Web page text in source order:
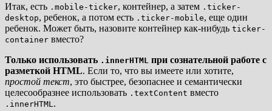
Итак, есть .mobile-ticker, контейнер, а затем .ticker-
desktop, ребенок, а потом есть .ticker-mobile, еще один
ребенок. Может быть, назовите контейнер как-нибудь ticker-
container вместо?
Только использовать .innerHTML при сознательной работе с
разметкой HTML. Если то, что вы имеете или хотите,
простой текст, это быстрее, безопаснее и семантически
целесообразнее использовать .textContent вместо
.innerHTML .